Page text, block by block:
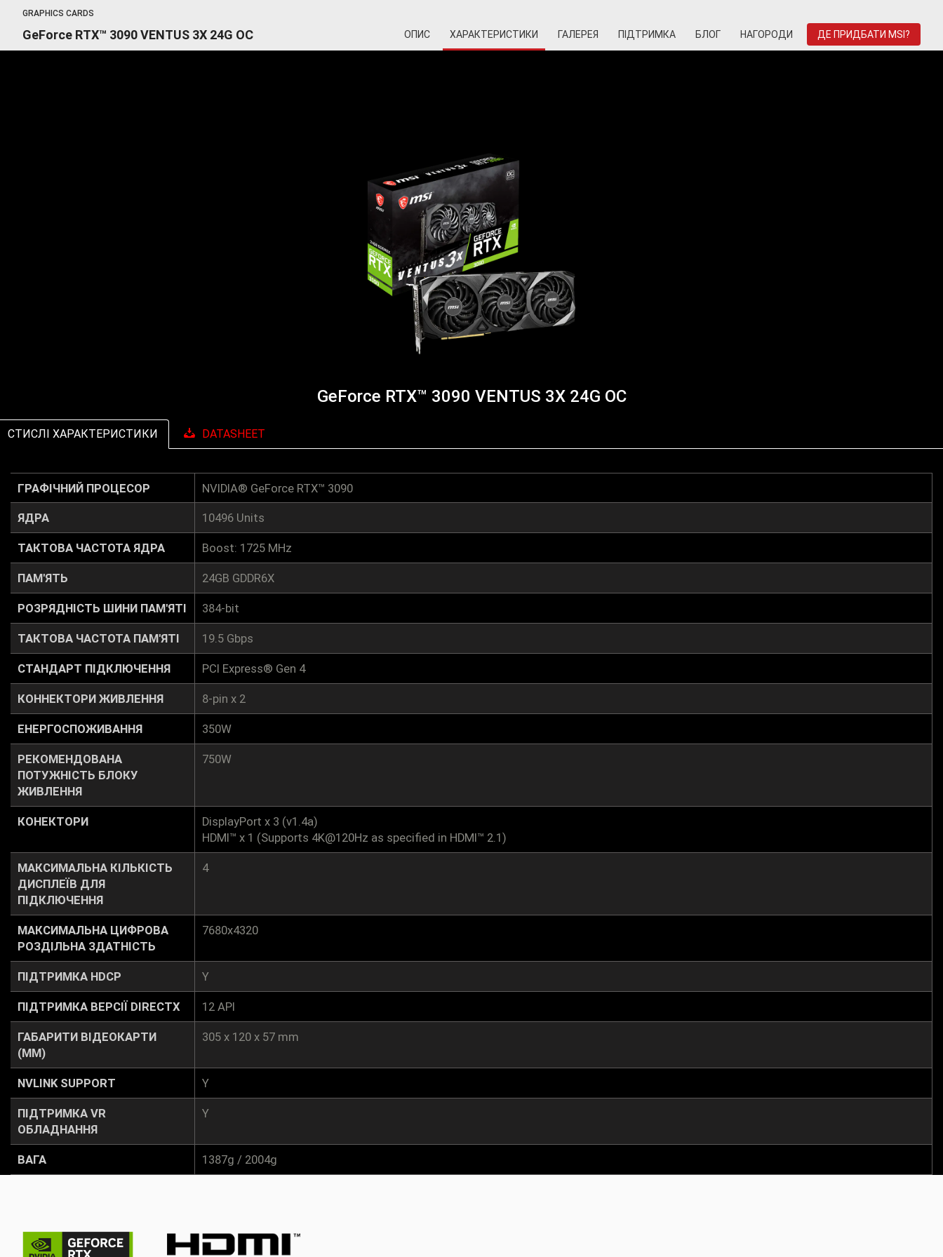
GRAPHICS CARDS
GeForce RTX™ 3090 VENTUS 3X 24G OC ОПИС ХАРАКТЕРИСТИКИ ГАЛЕРЕЯ ПІДТРИМКА БЛОГ НАГОРОДИ ДЕ ПРИДБАТИ MSI?
GeForce RTX™ 3090 VENTUS 3X 24G OC
СТИСЛІ ХАРАКТЕРИСТИКИ DATASHEET
ГРАФІЧНИЙ ПРОЦЕСОР
ЯДРА
ТАКТОВА ЧАСТОТА ЯДРА
ПАМ'ЯТЬ
РОЗРЯДНІСТЬ ШИНИ ПАМ'ЯТІ
ТАКТОВА ЧАСТОТА ПАМ'ЯТІ
СТАНДАРТ ПІДКЛЮЧЕННЯ
КОННЕКТОРИ ЖИВЛЕННЯ
ЕНЕРГОСПОЖИВАННЯ
РЕКОМЕНДОВАНА
ПОТУЖНІСТЬ БЛОКУ
ЖИВЛЕННЯ
КОНЕКТОРИ
МАКСИМАЛЬНА КІЛЬКІСТЬ
ДИСПЛЕЇВ ДЛЯ
ПІДКЛЮЧЕННЯ
МАКСИМАЛЬНА ЦИФРОВА
РОЗДІЛЬНА ЗДАТНІСТЬ
ПІДТРИМКА HDCP
ПІДТРИМКА ВЕРСІЇ DIRECTX
ГАБАРИТИ ВІДЕОКАРТИ
(ММ)
NVLINK SUPPORT
ПІДТРИМКА VR
ОБЛАДНАННЯ
ВАГА
NVIDIA® GeForce RTX™ 3090
10496 Units
Boost: 1725 MHz
24GB GDDR6X
384-bit
19.5 Gbps
PCI Express® Gen 4
8-pin x 2
350W
750W
DisplayPort x 3 (v1.4a)
HDMI™ x 1 (Supports 4K@120Hz as specified in HDMI™ 2.1)
4
7680x4320
Y
12 API
305 x 120 x 57 mm
Y
Y
1387g / 2004g